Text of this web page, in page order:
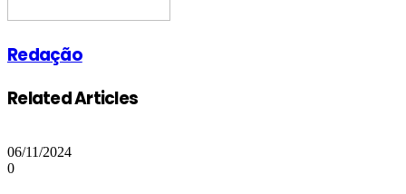
Redação
Related Articles
06/11/2024
0